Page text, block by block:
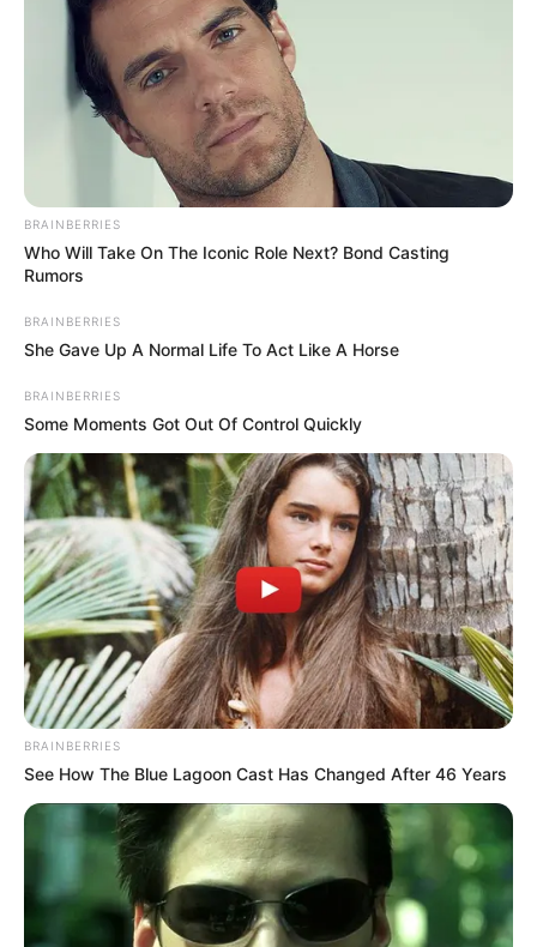
BRAINBERRIES
Who Will Take On The Iconic Role Next? Bond Casting
Rumors
BRAINBERRIES
She Gave Up A Normal Life To Act Like A Horse
BRAINBERRIES
Some Moments Got Out Of Control Quickly
BRAINBERRIES
See How The Blue Lagoon Cast Has Changed After 46 Years